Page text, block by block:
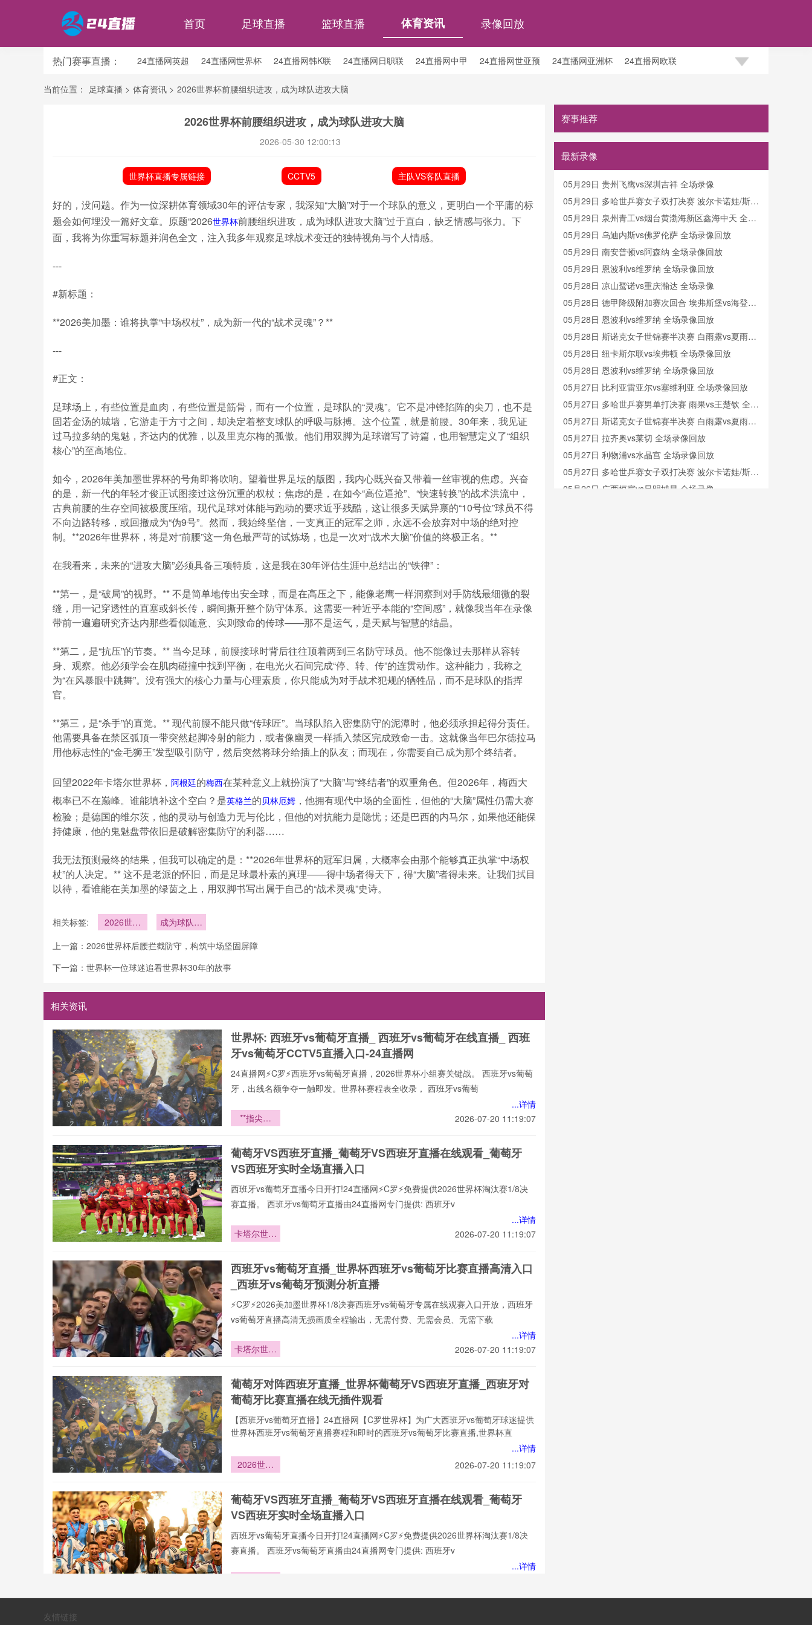
首页 足球直播 篮球直播 体育资讯 录像回放
热门赛事直播： 24直播网英超 24直播网世界杯 24直播网韩K联 24直播网日职联 24直播网中甲 24直播网世亚预 24直播网亚洲杯 24直播网欧联
24直播网意甲 24直播网法甲 24直播网西甲 24直播网德甲
当前位置： 足球直播 > 体育资讯 > 2026世界杯前腰组织进攻，成为球队进攻大脑
2026世界杯前腰组织进攻，成为球队进攻大脑
2026-05-30 12:00:13
世界杯直播专属链接 CCTV5 主队VS客队直播
好的，没问题。作为一位深耕体育领域30年的评估专家，我深知“大脑”对于一个球队的意义，更明白一个平庸的标
题会如何埋没一篇好文章。原题“2026世界杯前腰组织进攻，成为球队进攻大脑”过于直白，缺乏情感与张力。下
面，我将为你重写标题并润色全文，注入我多年观察足球战术变迁的独特视角与个人情感。
---
#新标题：
**2026美加墨：谁将执掌“中场权杖”，成为新一代的“战术灵魂”？**
---
#正文：
足球场上，有些位置是血肉，有些位置是筋骨，而有一个位置，是球队的“灵魂”。它不是冲锋陷阵的尖刀，也不是
固若金汤的城墙，它游走于方寸之间，却决定着整支球队的呼吸与脉搏。这个位置，就是前腰。30年来，我见证
过马拉多纳的鬼魅，齐达内的优雅，以及里克尔梅的孤傲。他们用双脚为足球谱写了诗篇，也用智慧定义了“组织
核心”的至高地位。
如今，2026年美加墨世界杯的号角即将吹响。望着世界足坛的版图，我内心既兴奋又带着一丝审视的焦虑。兴奋
的是，新一代的年轻才俊正试图接过这份沉重的权杖；焦虑的是，在如今“高位逼抢”、“快速转换”的战术洪流中，
古典前腰的生存空间被极度压缩。现代足球对体能与跑动的要求近乎残酷，这让很多天赋异禀的“10号位”球员不得
不向边路转移，或回撤成为“伪9号”。然而，我始终坚信，一支真正的冠军之师，永远不会放弃对中场的绝对控
制。**2026年世界杯，将是对“前腰”这一角色最严苛的试炼场，也是一次对“战术大脑”价值的终极正名。**
在我看来，未来的“进攻大脑”必须具备三项特质，这是我在30年评估生涯中总结出的“铁律”：
**第一，是“破局”的视野。** 不是简单地传出安全球，而是在高压之下，能像老鹰一样洞察到对手防线最细微的裂
缝，用一记穿透性的直塞或斜长传，瞬间撕开整个防守体系。这需要一种近乎本能的“空间感”，就像我当年在录像
带前一遍遍研究齐达内那些看似随意、实则致命的传球——那不是运气，是天赋与智慧的结晶。
**第二，是“抗压”的节奏。** 当今足球，前腰接球时背后往往顶着两到三名防守球员。他不能像过去那样从容转
身、观察。他必须学会在肌肉碰撞中找到平衡，在电光火石间完成“停、转、传”的连贯动作。这种能力，我称之
为“在风暴眼中跳舞”。没有强大的核心力量与心理素质，你只能成为对手战术犯规的牺牲品，而不是球队的指挥
官。
**第三，是“杀手”的直觉。** 现代前腰不能只做“传球匠”。当球队陷入密集防守的泥潭时，他必须承担起得分责任。
他需要具备在禁区弧顶一带突然起脚冷射的能力，或者像幽灵一样插入禁区完成致命一击。这就像当年巴尔德拉马
用他标志性的“金毛狮王”发型吸引防守，然后突然将球分给插上的队友；而现在，你需要自己成为那个终结者。
回望2022年卡塔尔世界杯， 阿根廷的梅西在某种意义上就扮演了“大脑”与“终结者”的双重角色。但2026年，梅西大
概率已不在巅峰。谁能填补这个空白？是英格兰的贝林厄姆 ，他拥有现代中场的全面性，但他的“大脑”属性仍需大赛
检验；是德国的维尔茨，他的灵动与创造力无与伦比，但他的对抗能力是隐忧；还是巴西的内马尔，如果他还能保
持健康，他的鬼魅盘带依旧是破解密集防守的利器……
我无法预测最终的结果，但我可以确定的是：**2026年世界杯的冠军归属，大概率会由那个能够真正执掌“中场权
杖”的人决定。** 这不是老派的怀旧，而是足球最朴素的真理——得中场者得天下，得“大脑”者得未来。让我们拭目
以待，看谁能在美加墨的绿茵之上，用双脚书写出属于自己的“战术灵魂”史诗。
相关标签:
2026世界
进攻
成为球队进
上一篇： 2026世界杯后腰拦截防守，构筑中场坚固屏障
下一篇： 世界杯一位球迷追看世界杯30年的故事
相关资讯
世界杯: 西班牙vs葡萄牙直播_ 西班牙vs葡萄牙在线直播_ 西班
牙vs葡萄牙CCTV5直播入口-24直播网
24直播网⚡️C罗⚡️西班牙vs葡萄牙直播，2026世界杯小组赛关键战。 西班牙vs葡萄
牙，出线名额争夺一触即发。世界杯赛程表全收录， 西班牙vs葡萄
...详情
**指尖气
控球湿度响
应曲线**
2026-07-20 11:19:07
葡萄牙VS西班牙直播_葡萄牙VS西班牙直播在线观看_葡萄牙
VS西班牙实时全场直播入口
西班牙vs葡萄牙直播今日开打!24直播网⚡️C罗⚡️免费提供2026世界杯淘汰赛1/8决
赛直播。 西班牙vs葡萄牙直播由24直播网专门提供: 西班牙v
...详情
卡塔尔世界
战成热议焦
点
2026-07-20 11:19:07
西班牙vs葡萄牙直播_世界杯西班牙vs葡萄牙比赛直播高清入口
_西班牙vs葡萄牙预测分析直播
⚡️C罗⚡️2026美加墨世界杯1/8决赛西班牙vs葡萄牙专属在线观赛入口开放，西班牙
vs葡萄牙直播高清无损画质全程输出，无需付费、无需会员、无需下载
...详情
卡塔尔世界
战成热议焦
点
2026-07-20 11:19:07
葡萄牙对阵西班牙直播_世界杯葡萄牙VS西班牙直播_西班牙对
葡萄牙比赛直播在线无插件观看
【西班牙vs葡萄牙直播】24直播网【C罗世界杯】为广大西班牙vs葡萄牙球迷提供
世界杯西班牙vs葡萄牙直播赛程和即时的西班牙vs葡萄牙比赛直播,世界杯直
...详情
2026世界
——跨越
24时区的
战
2026-07-20 11:19:07
葡萄牙VS西班牙直播_葡萄牙VS西班牙直播在线观看_葡萄牙
VS西班牙实时全场直播入口
西班牙vs葡萄牙直播今日开打!24直播网⚡️C罗⚡️免费提供2026世界杯淘汰赛1/8决
赛直播。 西班牙vs葡萄牙直播由24直播网专门提供: 西班牙v
...详情
赛事推荐
最新录像
05月29日 贵州飞鹰vs深圳吉祥 全场录像
05月29日 多哈世乒赛女子双打决赛 波尔卡诺娃/斯佐
科斯vs王曼昱/蒯曼 全场录像回放
05月29日 泉州青工vs烟台黄渤海新区鑫海中天 全场
录像
05月29日 乌迪内斯vs佛罗伦萨 全场录像回放
05月29日 南安普顿vs阿森纳 全场录像回放
05月29日 恩波利vs维罗纳 全场录像回放
05月28日 凉山鹫诺vs重庆瀚达 全场录像
05月28日 德甲降级附加赛次回合 埃弗斯堡vs海登海
姆 全场录像回放
05月28日 恩波利vs维罗纳 全场录像回放
05月28日 斯诺克女子世锦赛半决赛 白雨露vs夏雨滢
全场录像回放
05月28日 纽卡斯尔联vs埃弗顿 全场录像回放
05月28日 恩波利vs维罗纳 全场录像回放
05月27日 比利亚雷亚尔vs塞维利亚 全场录像回放
05月27日 多哈世乒赛男单打决赛 雨果vs王楚钦 全场
录像回放
05月27日 斯诺克女子世锦赛半决赛 白雨露vs夏雨滢
全场录像回放
05月27日 拉齐奥vs莱切 全场录像回放
05月27日 利物浦vs水晶宫 全场录像回放
05月27日 多哈世乒赛女子双打决赛 波尔卡诺娃/斯佐
科斯vs王曼昱/蒯曼 全场录像回放
05月26日 广西恒宸vs昆明城星 全场录像
友情链接